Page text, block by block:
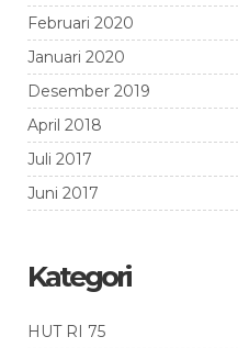
Februari 2020
Januari 2020
Desember 2019
April 2018
Juli 2017
Juni 2017
Kategori
HUT RI 75